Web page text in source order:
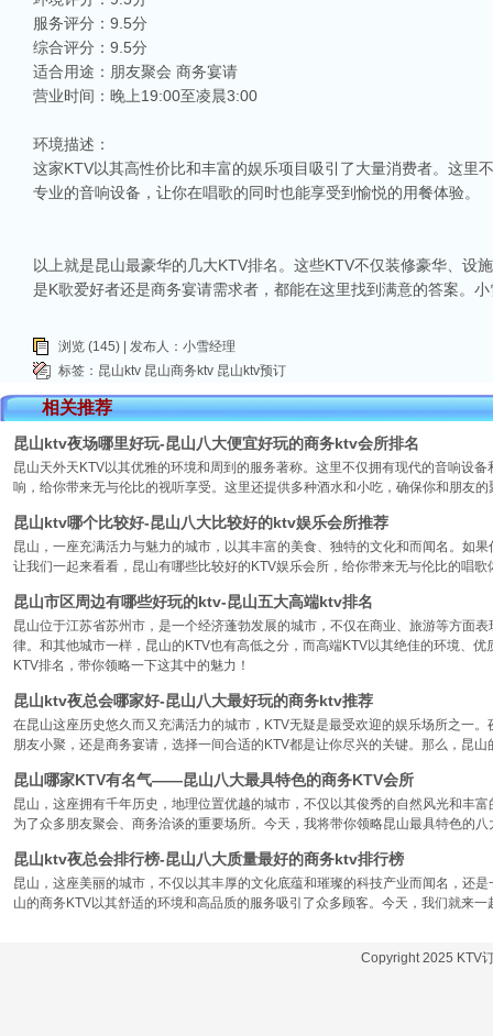
相关推荐
昆山ktv夜场哪里好玩-昆山八大便宜好玩的商务ktv会所排名
昆山天外天KTV以其优雅的环境和周到的服务著称。这里不仅拥有现代的音响设
响，给你带来无与伦比的视听享受。这里还提供多种酒水和小吃，确保你和朋友的
昆山ktv哪个比较好-昆山八大比较好的ktv娱乐会所推荐
昆山，一座充满活力与魅力的城市，以其丰富的美食、独特的文化和而闻名。如
让我们一起来看看，昆山有哪些比较好的KTV娱乐会所，给你带来无与伦比的唱歌
昆山市区周边有哪些好玩的ktv-昆山五大高端ktv排名
昆山位于江苏省苏州市，是一个经济蓬勃发展的城市，不仅在商业、旅游等方面
律。和其他城市一样，昆山的KTV也有高低之分，而高端KTV以其绝佳的环境、
KTV排名，带你领略一下这其中的魅力！
昆山ktv夜总会哪家好-昆山八大最好玩的商务ktv推荐
在昆山这座历史悠久而又充满活力的城市，KTV无疑是最受欢迎的娱乐场所之一
朋友小聚，还是商务宴请，选择一间合适的KTV都是让你尽兴的关键。那么，昆
昆山哪家KTV有名气——昆山八大最具特色的商务KTV会所
昆山，这座拥有千年历史，地理位置优越的城市，不仅以其俊秀的自然风光和丰
为了众多朋友聚会、商务洽谈的重要场所。今天，我将带你领略昆山最具特色的
昆山ktv夜总会排行榜-昆山八大质量最好的商务ktv排行榜
昆山，这座美丽的城市，不仅以其丰厚的文化底蕴和璀璨的科技产业而闻名，还
山的商务KTV以其舒适的环境和高品质的服务吸引了众多顾客。今天，我们就来
服务评分：9.5分
综合评分：9.5分
适合用途：朋友聚会 商务宴请
营业时间：晚上19:00至凌晨3:00
环境描述：
这家KTV以其高性价比和丰富的娱乐项目吸引了大量消费者。这里
专业的音响设备，让你在唱歌的同时也能享受到愉悦的用餐体验。
以上就是昆山最豪华的几大KTV排名。这些KTV不仅装修豪华、设
是K歌爱好者还是商务宴请需求者，都能在这里找到满意的答案。
浏览 (145) | 发布人：小雪经理
标签： 昆山ktv 昆山商务ktv 昆山ktv预订
Copyright 2025 KTV